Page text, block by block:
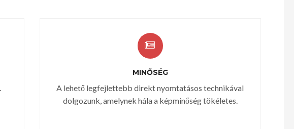
MINŐSÉG
A lehető legfejlettebb direkt nyomtatásos technikával
dolgozunk, amelynek hála a képminőség tökéletes.